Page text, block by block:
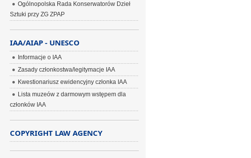
Ogólnopolska Rada Konserwatorów Dzieł
Sztuki przy ZG ZPAP
IAA/AIAP - UNESCO
Informacje o IAA
Zasady członkostwa/legitymacje IAA
Kwestionariusz ewidencyjny członka IAA
Lista muzeów z darmowym wstępem dla
członków IAA
COPYRIGHT LAW AGENCY